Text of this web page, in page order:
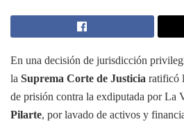
En una decisión de jurisdicción
la Suprema Corte de Justicia ratificó
de prisión contra la exdiputada por La
Pilarte, por lavado de activos y